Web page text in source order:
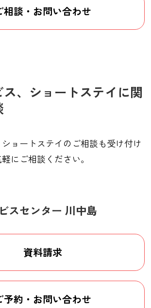
相談・お問い合わせ
、ショートステイに関
ョートステイのご相談も受け付け
にご相談ください。
スセンター 川中島
資料請求
予約・お問い合わせ